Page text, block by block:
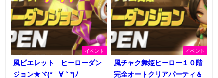
イベント
風ピエレット ヒーローダン
ジョン★ヾ(*´∀｀*)ﾉ
イベント
風チャク舞姫ヒーロー１０階
完全オートクリアパーティ＆